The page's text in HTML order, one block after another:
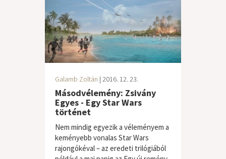
Galamb Zoltán | 2016. 12. 23.
Másodvélemény: Zsivány
Egyes - Egy Star Wars
történet
Nem mindig egyezik a véleményem a
keményebb vonalas Star Wars
rajongókéval – az eredeti trilógiából